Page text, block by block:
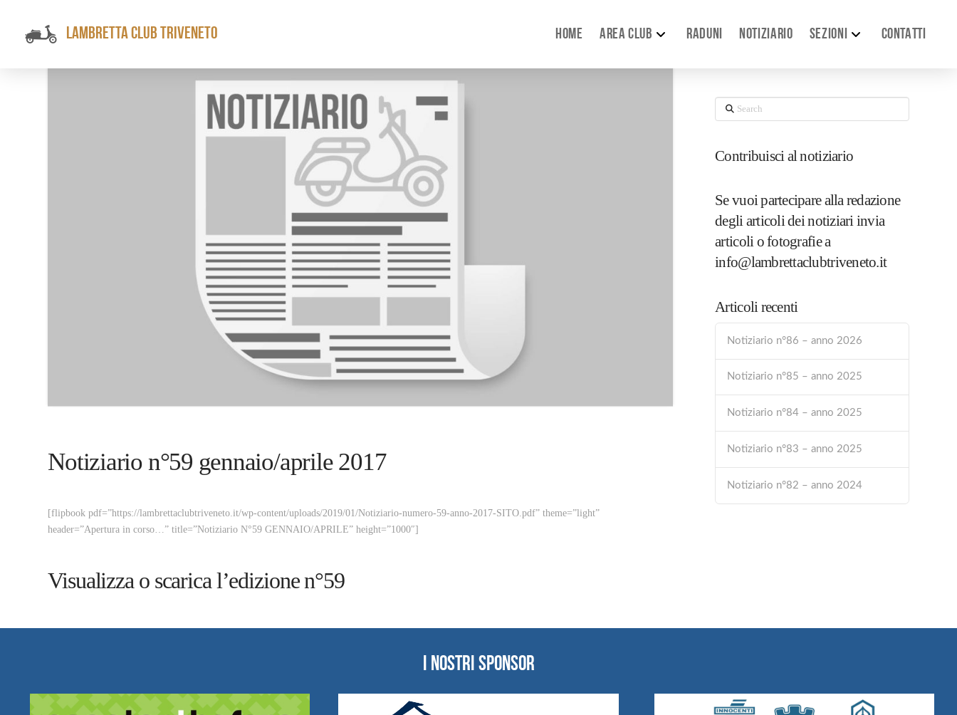
LAMBRETTA CLUB TRIVENETO HOME AREA CLUB RADUNI NOTIZIARIO SEZIONI CONTATTI
Notiziario n°59 gennaio/aprile 2017
[flipbook pdf=”https://lambrettaclubtriveneto.it/wp-content/uploads/2019/01/Notiziario-numero-59-anno-2017-SITO.pdf” theme=”light”
header=”Apertura in corso…” title=”Notiziario N°59 GENNAIO/APRILE” height=”1000″]
Visualizza o scarica l’edizione n°59
Search
Contribuisci al notiziario
Se vuoi partecipare alla redazione
degli articoli dei notiziari invia
articoli o fotografie a
info@lambrettaclubtriveneto.it
Articoli recenti
Notiziario n°86 – anno 2026
Notiziario n°85 – anno 2025
Notiziario n°84 – anno 2025
Notiziario n°83 – anno 2025
Notiziario n°82 – anno 2024
I NOSTRI SPONSOR